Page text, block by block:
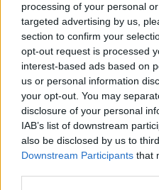
processing of your personal
targeted advertising by us,
section to confirm your
opt-out request is processed
interest-based ads based on
us or personal information
your opt-out. You may
disclosure of your personal
IAB’s list of downstream
also be disclosed by us to
Downstream Participants that
Murovanie v zime: Dá sa to
aj pri nízkych teplotách?